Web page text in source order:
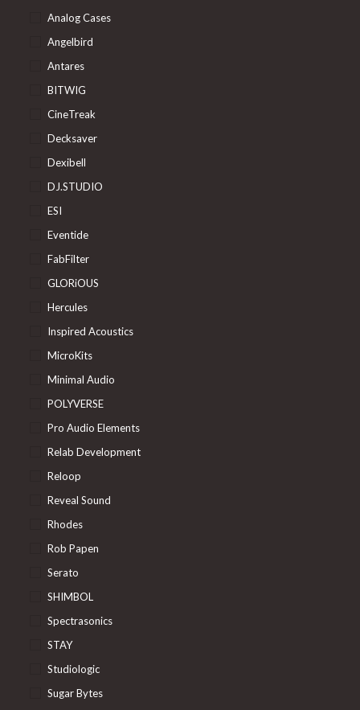
Analog Cases
Angelbird
Antares
BITWIG
CineTreak
Decksaver
Dexibell
DJ.STUDIO
ESI
Eventide
FabFilter
GLORiOUS
Hercules
Inspired Acoustics
MicroKits
Minimal Audio
POLYVERSE
Pro Audio Elements
Relab Development
Reloop
Reveal Sound
Rhodes
Rob Papen
Serato
SHIMBOL
Spectrasonics
STAY
Studiologic
Sugar Bytes